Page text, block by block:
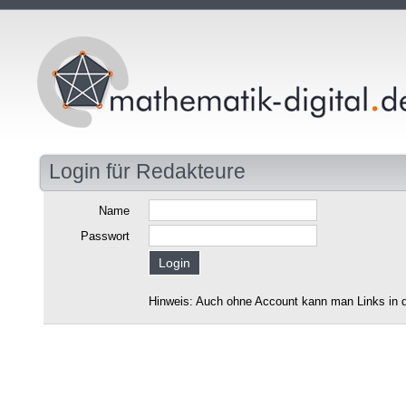
Login für Redakteure
Name
Passwort
Hinweis: Auch ohne Account kann man Links in